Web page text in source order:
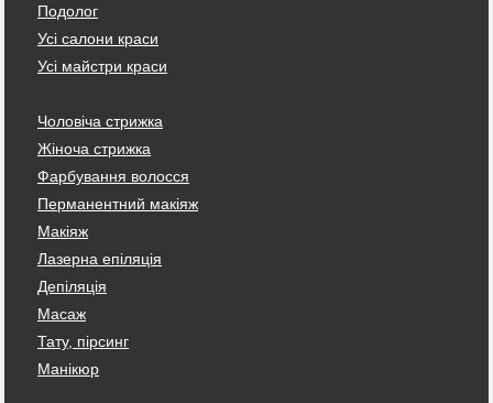
Подолог
Усі салони краси
Усі майстри краси
Чоловіча стрижка
Жіноча стрижка
Фарбування волосся
Перманентний макіяж
Макіяж
Лазерна епіляція
Депіляція
Масаж
Тату, пірсинг
Манікюр